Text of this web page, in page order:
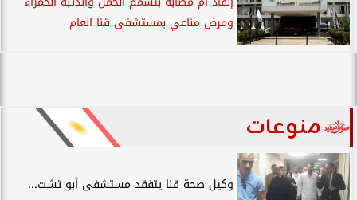
ومرض مناعي بمستشفى قنا العام
منوعات
وكيل صحة قنا يتفقد مستشفى أبو تشت...